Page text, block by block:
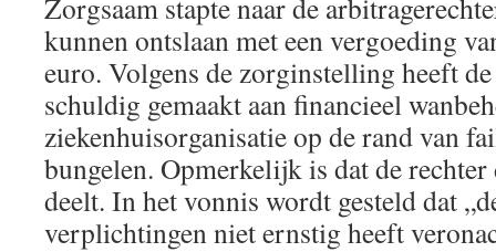
Zorgsaam stapte naar de
kunnen ontslaan met een vergoeding
euro. Volgens de zorginstelling heeft
schuldig gemaakt aan financieel
ziekenhuisorganisatie op de rand van
bungelen. Opmerkelijk is dat de
deelt. In het vonnis wordt gesteld dat
verplichtingen niet ernstig heeft